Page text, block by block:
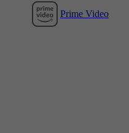
Prime Video